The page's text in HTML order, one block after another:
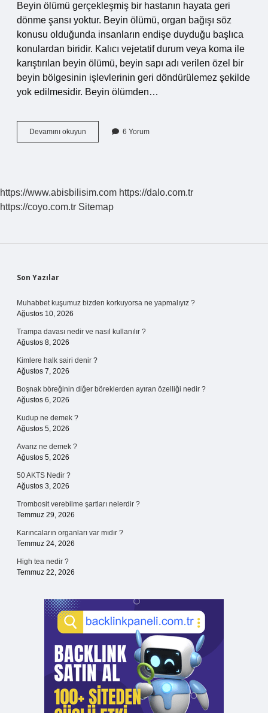
Beyin ölümü gerçekleşmiş bir hastanın hayata geri
dönme şansı yoktur. Beyin ölümü, organ bağışı söz
konusu olduğunda insanların endişe duyduğu başlıca
konulardan biridir. Kalıcı vejetatif durum veya koma ile
karıştırılan beyin ölümü, beyin sapı adı verilen özel bir
beyin bölgesinin işlevlerinin geri döndürülemez şekilde
yok edilmesidir. Beyin ölümden…
Devamını okuyun
Ölümü
Yaşayabilir
6 Yorum
https://www.abisbilisim.com https://dalo.com.tr
https://coyo.com.tr Sitemap
Sidebar
Son Yazılar
Muhabbet kuşumuz bizden korkuyorsa ne yapmalıyız ?
Ağustos 10, 2026
Trampa davası nedir ve nasıl kullanılır ?
Ağustos 8, 2026
Kimlere halk sairi denir ?
Ağustos 7, 2026
Boşnak böreğinin diğer böreklerden ayıran özelliği nedir ?
Ağustos 6, 2026
Kudup ne demek ?
Ağustos 5, 2026
Avarız ne demek ?
Ağustos 5, 2026
50 AKTS Nedir ?
Ağustos 3, 2026
Trombosit verebilme şartları nelerdir ?
Temmuz 29, 2026
Karıncaların organları var mıdır ?
Temmuz 24, 2026
High tea nedir ?
Temmuz 22, 2026